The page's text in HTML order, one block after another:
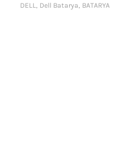
DELL, Dell Batarya, BATARYA